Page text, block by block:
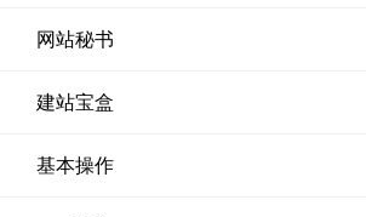
网站秘书
建站宝盒
基本操作